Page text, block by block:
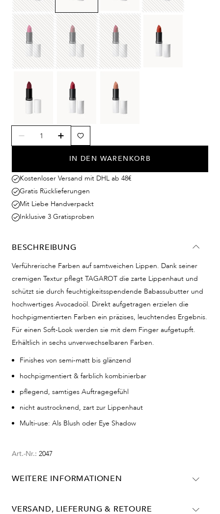
IN DEN WARENKORB
Kostenloser Versand mit DHL ab 48€
Gratis Rücklieferungen
Mit Liebe Handverpackt
Inklusive 3 Gratisproben
BESCHREIBUNG
Verführerische Farben auf samtweichen Lippen. Dank seiner
cremigen Textur pflegt TAGAROT die zarte Lippenhaut und
schützt sie durch feuchtigkeitsspendende Babassubutter und
hochwertiges Avocadoöl. Direkt aufgetragen erzielen die
hochpigmentierten Farben ein präzises, leuchtendes Ergebnis.
Für einen Soft-Look werden sie mit dem Finger aufgetupft.
Erhältlich in sechs unverwechselbaren Farben.
Finishes von semi-matt bis glänzend
hochpigmentiert & farblich kombinierbar
pflegend, samtiges Auftragegefühl
nicht austrocknend, zart zur Lippenhaut
Multi-use: Als Blush oder Eye Shadow
Art.-Nr.: 2047
WEITERE INFORMATIONEN
Rizinusöl *, Bienenwachs *, Kieselerde, Avocado *,
VERSAND, LIEFERUNG & RETOURE